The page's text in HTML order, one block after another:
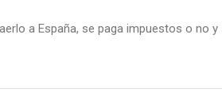
a España, se paga impuestos o no